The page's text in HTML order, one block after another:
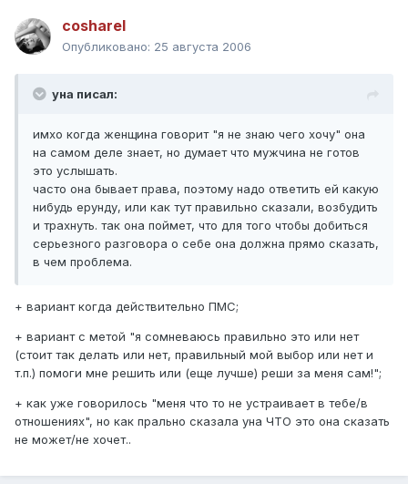
cosharel
Опубликовано: 25 августа 2006
уна писал:
имхо когда женщина говорит "я не знаю чего хочу" она
на самом деле знает, но думает что мужчина не готов
это услышать.
часто она бывает права, поэтому надо ответить ей какую
нибудь ерунду, или как тут правильно сказали, возбудить
и трахнуть. так она поймет, что для того чтобы добиться
серьезного разговора о себе она должна прямо сказать,
в чем проблема.
+ вариант когда действительно ПМС;
+ вариант с метой "я сомневаюсь правильно это или нет
(стоит так делать или нет, правильный мой выбор или нет и
т.п.) помоги мне решить или (еще лучше) реши за меня сам!";
+ как уже говорилось "меня что то не устраивает в тебе/в
отношениях", но как прально сказала уна ЧТО это она сказать
не может/не хочет..